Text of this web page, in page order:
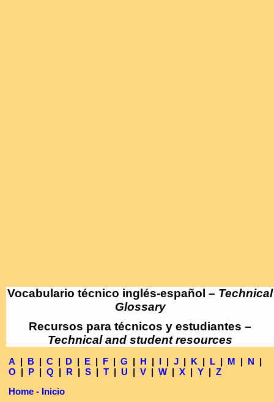
Vocabulario técnico inglés-español – Technical
Glossary
Recursos para técnicos y estudiantes –
Technical and student resources
A | B | C | D | E | F | G | H | I | J | K | L | M | N |
O | P | Q | R | S | T | U | V | W | X | Y | Z
Home - Inicio